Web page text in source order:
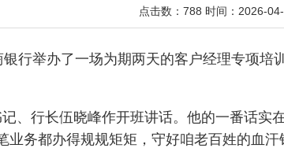
点击数： 788 时间：2026-
行举办了一场为期两天的客户经理专项培
、行长伍晓峰作开班讲话。他的一番话实
业务都办得规规矩矩，守好咱老百姓的血汗